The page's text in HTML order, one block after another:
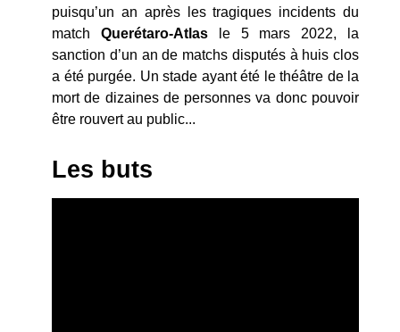
puisqu’un an après les tragiques incidents du
match Querétaro-Atlasle 5 mars 2022, la
sanction d’un an de matchs disputés à huis clos
a été purgée. Un stade ayant été le théâtre de la
mort de dizaines de personnes va donc pouvoir
être rouvert au public...
Les buts